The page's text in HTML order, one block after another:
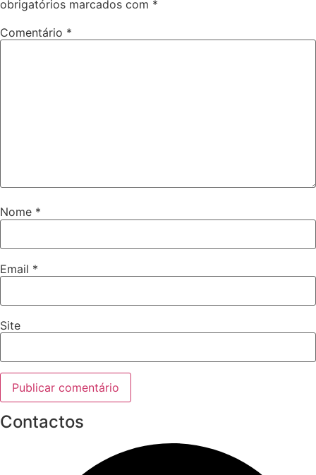
obrigatórios marcados com *
Comentário *
Nome *
Email *
Site
Contactos